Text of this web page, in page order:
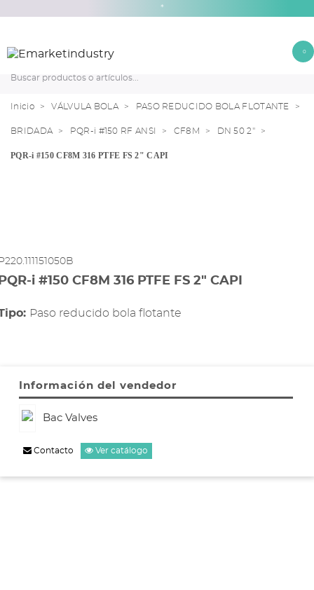
*
0
Inicio VÁLVULA BOLA PASO REDUCIDO BOLA FLOTANTE
BRIDADA PQR-i #150 RF ANSI CF8M DN 50 2"
PQR-i #150 CF8M 316 PTFE FS 2" CAPI
i #150 CF8M 316 PTFE FS 2" CAPI
paso reducido bola flotante
Información del vendedor
Bac Valves
Contacto Ver catálogo